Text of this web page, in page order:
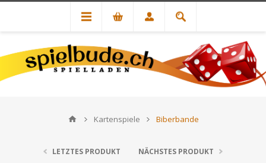
Kartenspiele Biberbande
LETZTES PRODUKT NÄCHSTES PRODUKT